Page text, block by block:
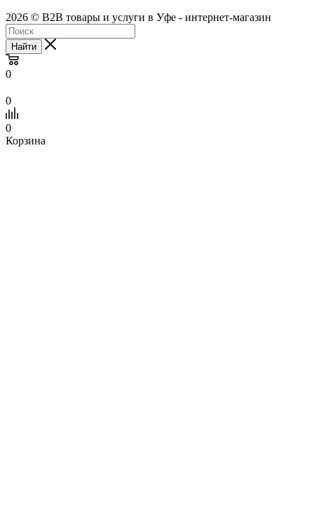
2026 © B2B товары и услуги в Уфе - интернет-магазин
Найти
0
0
0
Корзина